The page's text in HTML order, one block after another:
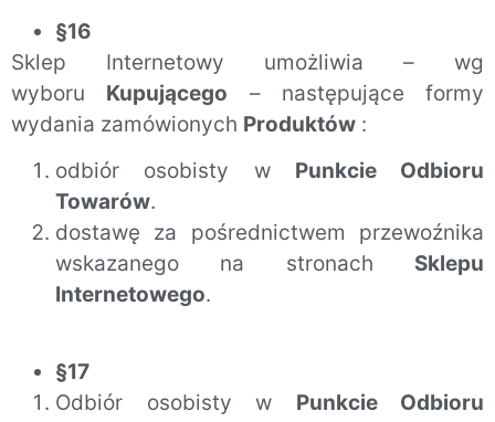
§16
Sklep Internetowy umożliwia – wg
wyboru Kupującego – następujące formy
wydania zamówionych Produktów :
odbiór osobisty w Punkcie Odbioru
Towarów.
dostawę za pośrednictwem przewoźnika
wskazanego na stronach Sklepu
Internetowego.
§17
Odbiór osobisty w Punkcie Odbioru